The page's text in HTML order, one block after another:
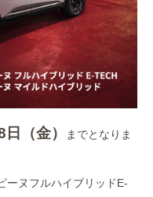
（金）
までとなりま
ーヌフルハイブリッドE-